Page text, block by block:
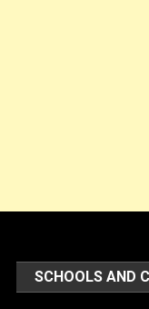
SCHOOLS AND